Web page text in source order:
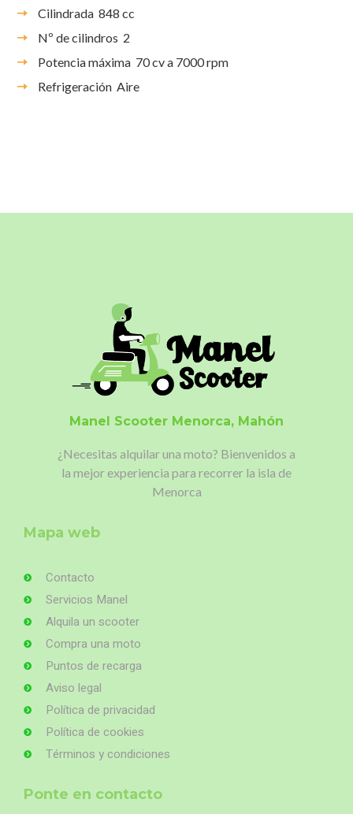
Cilindrada 848 cc
Nº de cilindros 2
Potencia máxima 70 cv a 7000 rpm
Refrigeración Aire
Manel Scooter Menorca, Mahón
¿Necesitas alquilar una moto? Bienvenidos a
la mejor experiencia para recorrer la isla de
Menorca
Mapa web
Contacto
Servicios Manel
Alquila un scooter
Compra una moto
Puntos de recarga
Aviso legal
Política de privacidad
Política de cookies
Términos y condiciones
Ponte en contacto